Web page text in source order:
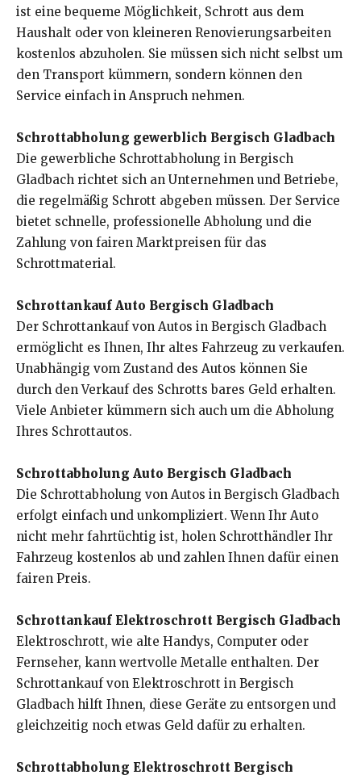
ist eine bequeme Möglichkeit, Schrott aus dem
Haushalt oder von kleineren Renovierungsarbeiten
kostenlos abzuholen. Sie müssen sich nicht selbst um
den Transport kümmern, sondern können den
Service einfach in Anspruch nehmen.
Schrottabholung gewerblich Bergisch Gladbach
Die gewerbliche Schrottabholung in Bergisch
Gladbach richtet sich an Unternehmen und Betriebe,
die regelmäßig Schrott abgeben müssen. Der Service
bietet schnelle, professionelle Abholung und die
Zahlung von fairen Marktpreisen für das
Schrottmaterial.
Schrottankauf Auto Bergisch Gladbach
Der Schrottankauf von Autos in Bergisch Gladbach
ermöglicht es Ihnen, Ihr altes Fahrzeug zu verkaufen.
Unabhängig vom Zustand des Autos können Sie
durch den Verkauf des Schrotts bares Geld erhalten.
Viele Anbieter kümmern sich auch um die Abholung
Ihres Schrottautos.
Schrottabholung Auto Bergisch Gladbach
Die Schrottabholung von Autos in Bergisch Gladbach
erfolgt einfach und unkompliziert. Wenn Ihr Auto
nicht mehr fahrtüchtig ist, holen Schrotthändler Ihr
Fahrzeug kostenlos ab und zahlen Ihnen dafür einen
fairen Preis.
Schrottankauf Elektroschrott Bergisch Gladbach
Elektroschrott, wie alte Handys, Computer oder
Fernseher, kann wertvolle Metalle enthalten. Der
Schrottankauf von Elektroschrott in Bergisch
Gladbach hilft Ihnen, diese Geräte zu entsorgen und
gleichzeitig noch etwas Geld dafür zu erhalten.
Schrottabholung Elektroschrott Bergisch